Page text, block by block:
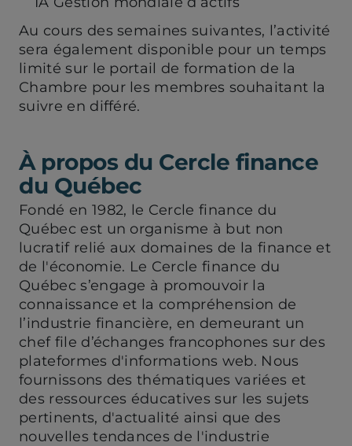
Au cours des semaines suivantes, l’activité
sera également disponible pour un temps
limité sur le portail de formation de la
Chambre pour les membres souhaitant la
suivre en différé.
À propos du Cercle finance
du Québec
Fondé en 1982, le Cercle finance du
Québec est un organisme à but non
lucratif relié aux domaines de la finance et
de l'économie. Le Cercle finance du
Québec s’engage à promouvoir la
connaissance et la compréhension de
l’industrie financière, en demeurant un
chef file d’échanges francophones sur des
plateformes d'informations web. Nous
fournissons des thématiques variées et
des ressources éducatives sur les sujets
pertinents, d'actualité ainsi que des
nouvelles tendances de l'industrie